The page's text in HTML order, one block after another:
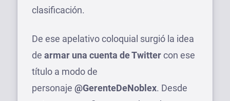
clasificación.
De ese apelativo coloquial surgió la idea
de armar una cuenta de Twittercon ese
título a modo de
personaje @GerenteDeNoblex. Desde